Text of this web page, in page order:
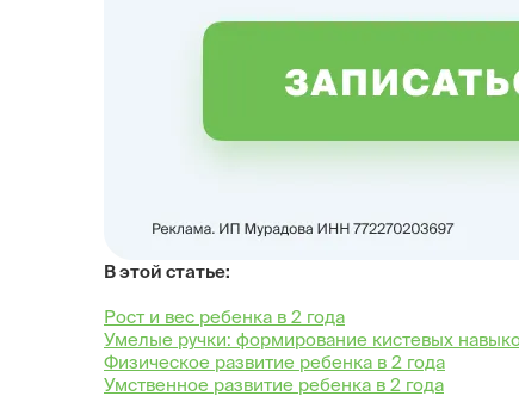
В этой статье:
Рост и вес ребенка в 2 года
Умелые ручки: формирование кистевых
Физическое развитие ребенка в 2 года
Умственное развитие ребенка в 2 года